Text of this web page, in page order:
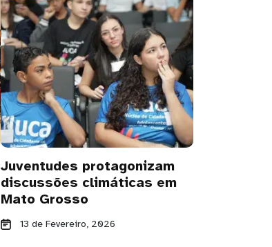
Juventudes protagonizam
discussões climáticas em
Mato Grosso
13 de Fevereiro, 2026